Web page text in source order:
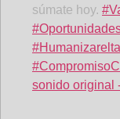
súmate hoy.
sonido original